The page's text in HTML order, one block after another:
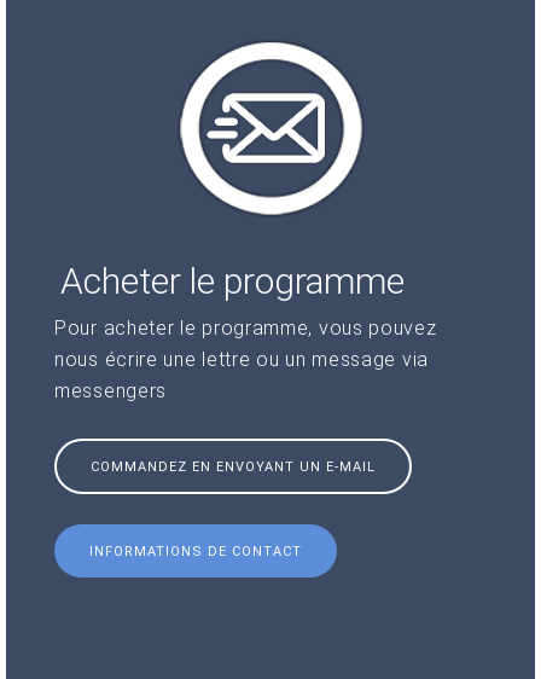
Acheter le programme
Pour acheter le programme, vous pouvez
nous écrire une lettre ou un message via
messengers
COMMANDEZ EN ENVOYANT UN E-MAIL
INFORMATIONS DE CONTACT